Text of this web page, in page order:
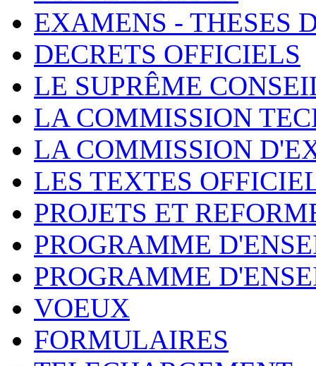
EXAMENS - THESES
DECRETS OFFICIELS
LE SUPRÊME
LA COMMISSION
LA COMMISSION
LES TEXTES
PROJETS ET
PROGRAMME
PROGRAMME
VOEUX
FORMULAIRES